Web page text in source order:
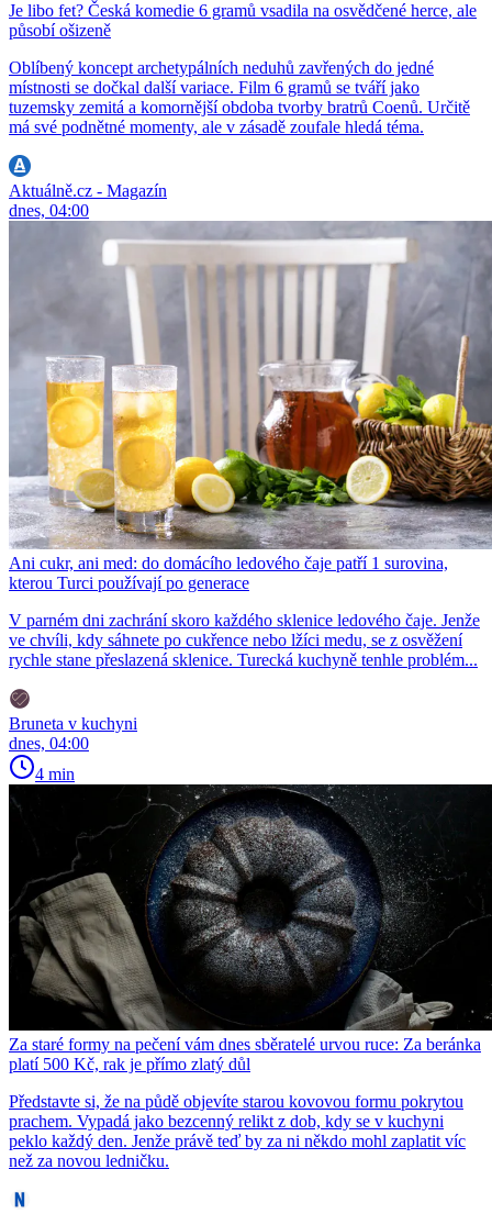
Je libo fet? Česká komedie 6 gramů vsadila na osvědčené herce, ale
působí ošizeně
Oblíbený koncept archetypálních neduhů zavřených do jedné
místnosti se dočkal další variace. Film 6 gramů se tváří jako
tuzemsky zemitá a komornější obdoba tvorby bratrů Coenů. Určitě
má své podnětné momenty, ale v zásadě zoufale hledá téma.
Aktuálně.cz - Magazín
dnes, 04:00
Ani cukr, ani med: do domácího ledového čaje patří 1 surovina,
kterou Turci používají po generace
V parném dni zachrání skoro každého sklenice ledového čaje. Jenže
ve chvíli, kdy sáhnete po cukřence nebo lžíci medu, se z osvěžení
rychle stane přeslazená sklenice. Turecká kuchyně tenhle problém...
Bruneta v kuchyni
dnes, 04:00
4 min
Za staré formy na pečení vám dnes sběratelé urvou ruce: Za beránka
platí 500 Kč, rak je přímo zlatý důl
Představte si, že na půdě objevíte starou kovovou formu pokrytou
prachem. Vypadá jako bezcenný relikt z dob, kdy se v kuchyni
peklo každý den. Jenže právě teď by za ni někdo mohl zaplatit víc
než za novou ledničku.